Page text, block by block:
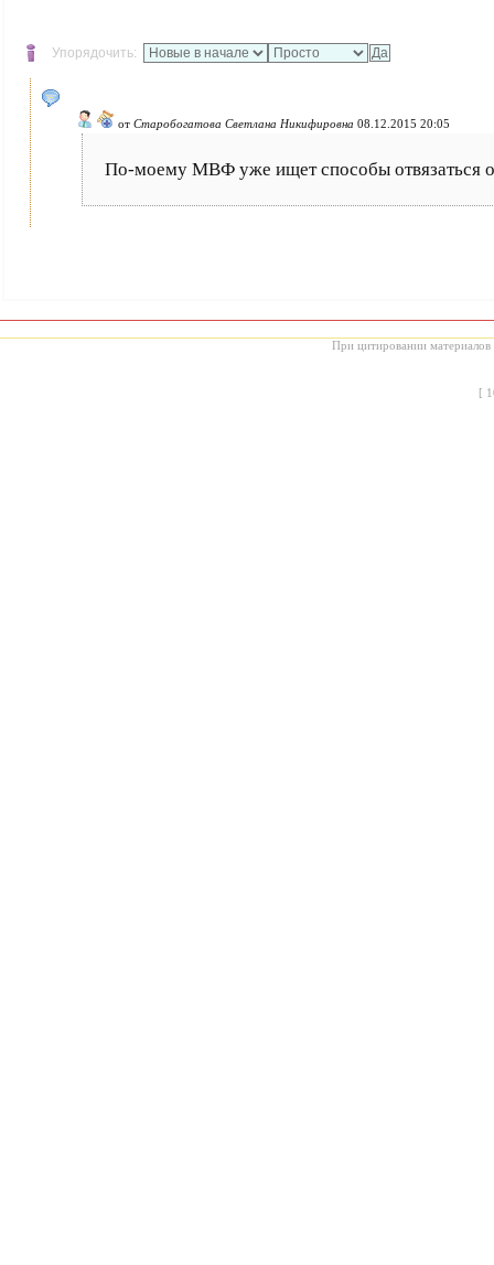
Упорядочить:
от Старобогатова Светлана Никифировна 08.12.2015 20:05
По-моему МВФ уже ищет способы отвязаться
При цитировании материалов
[